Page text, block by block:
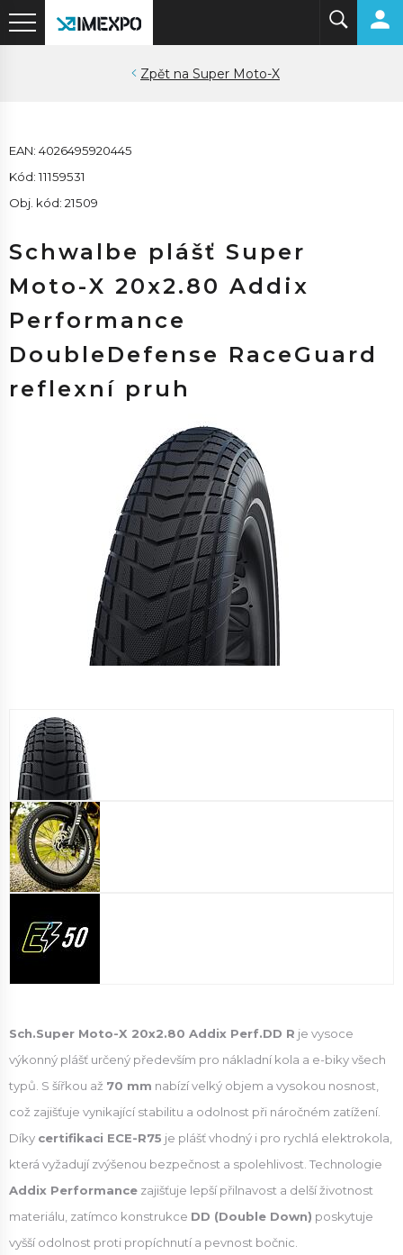
Super Moto-X
EAN: 4026495920445
Kód: 11159531
Obj. kód: 21509
Schwalbe plášť Super
Moto-X 20x2.80 Addix
Performance
DoubleDefense RaceGuard
reflexní pruh
Sch.Super Moto-X 20x2.80 Addix Perf.DD R je vysoce
výkonný plášť určený především pro nákladní kola a e-biky všech
typů. S šířkou až 70 mm nabízí velký objem a vysokou nosnost,
což zajišťuje vynikající stabilitu a odolnost při náročném zatížení.
Díky certifikaci ECE-R75 je plášť vhodný i pro rychlá elektrokola,
která vyžadují zvýšenou bezpečnost a spolehlivost. Technologie
Addix Performance zajišťuje lepší přilnavost a delší životnost
materiálu, zatímco konstrukce DD (Double Down) poskytuje
vyšší odolnost proti propíchnutí a pevnost bočnic.